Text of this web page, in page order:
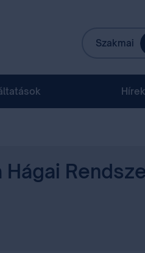
Szakmai
Hírek
Hágai